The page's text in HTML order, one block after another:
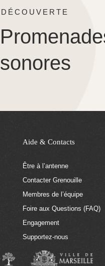
DÉCOUVERTE
sonores
Aide & Contacts
Être à l’antenne
Contacter Grenouille
Membres de l’équipe
Foire aux Questions (FAQ)
Engagement
Supportez-nous